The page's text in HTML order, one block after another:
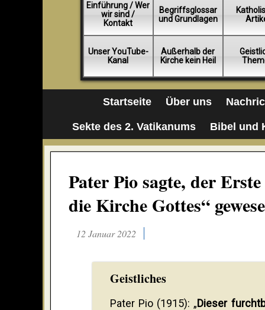
Einführung / Wer
wir sind /
Kontakt
Begriffsglossar
und Grundlagen
Unser YouTube-
Kanal
Außerhalb der
Kirche kein Heil
Startseite Über uns
Sekte des 2. Vatikanums Bibel und
Pater Pio sagte, der
die Kirche Gottes“
12 Januar 2022
Geistliches
Pater Pio (1915): „Dieser